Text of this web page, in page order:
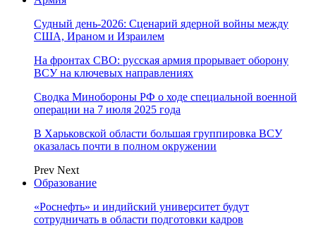
Судный день-2026: Сценарий ядерной войны между
США, Ираном и Израилем
На фронтах СВО: русская армия прорывает оборону
ВСУ на ключевых направлениях
Сводка Минобороны РФ о ходе специальной военной
операции на 7 июля 2025 года
В Харьковской области большая группировка ВСУ
оказалась почти в полном окружении
Prev Next
Образование
«Роснефть» и индийский университет будут
сотрудничать в области подготовки кадров